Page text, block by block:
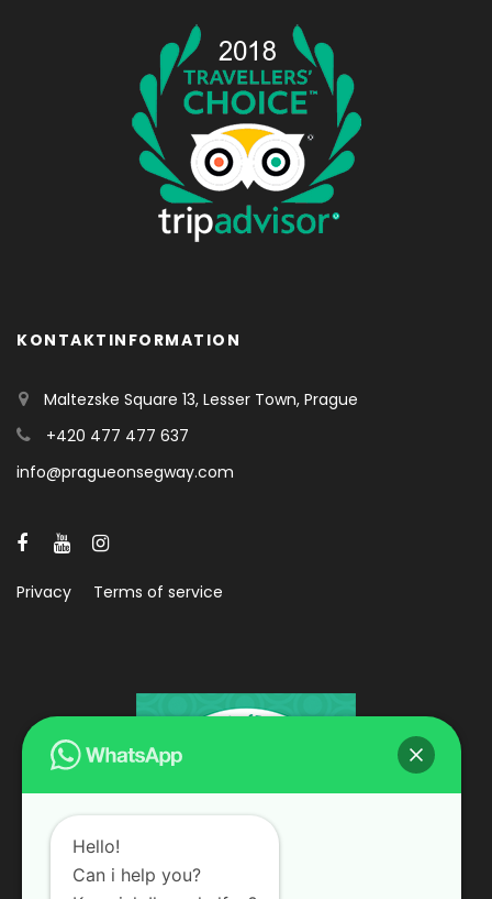
KONTAKTINFORMATION
Maltezske Square 13, Lesser Town, Prague
+420 477 477 637
info@pragueonsegway.com
Privacy Terms of service
Hello!
Can i help you?